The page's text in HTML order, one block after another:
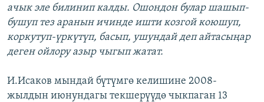
ачык эле билинип калды. Ошондон булар шашып-
бушуп тез аранын ичинде ишти козгой коюшуп,
коркутуп-үркүтүп, басып, ушундай деп айтасыңар
деген ойлору азыр чыгып жатат.
И.Исаков мындай бүтүмгө келишине 2008-
жылдын июнундагы текшерүүдө чыкпаган 13